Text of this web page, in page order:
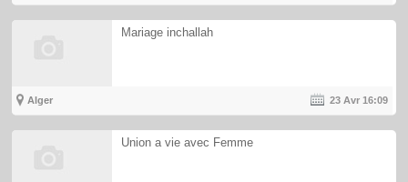
Mariage inchallah
Alger 23 Avr16:09
Union a vie avec Femme